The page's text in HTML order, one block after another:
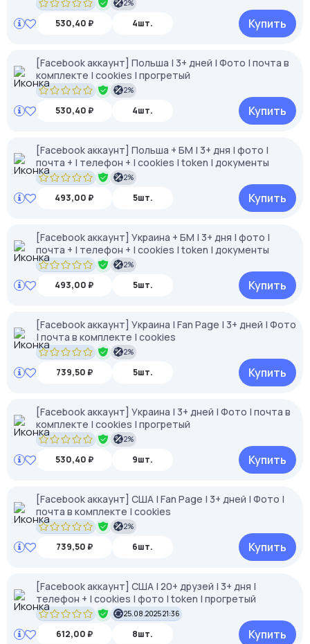
2%
530,40 ₽ 4шт. Купить
[Facebook аккаунт] Польша | 3+ дней | Фото | почта в
комплекте | cookies | прогретый
2%
530,40 ₽ 4шт. Купить
[Facebook аккаунт] Польша + БМ | 3+ дня | фото |
почта + | телефон + | cookies | token | документы
2%
493,00 ₽ 5шт. Купить
[Facebook аккаунт] Украина + БМ | 3+ дня | фото |
почта + | телефон + | cookies | token | документы
2%
493,00 ₽ 5шт. Купить
[Facebook аккаунт] Украина | Fan Page | 3+ дней | Фото
| почта в комплекте | cookies
2%
739,50 ₽ 5шт. Купить
[Facebook аккаунт] Украина | 3+ дней | Фото | почта в
комплекте | cookies | прогретый
2%
530,40 ₽ 9шт. Купить
[Facebook аккаунт] США | Fan Page | 3+ дней | Фото |
почта в комплекте | cookies
2%
739,50 ₽ 6шт. Купить
[Facebook аккаунт] США | 20+ друзей | 3+ дня |
телефон + | cookies | фото | token | прогретый
25.08.2025 21:36
612,00 ₽ 8шт. Купить